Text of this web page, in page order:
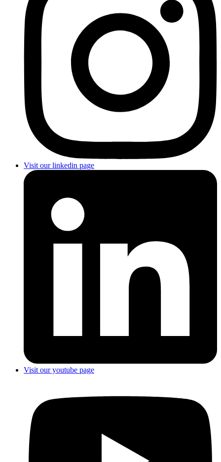
Visit our linkedin page
Visit our youtube page